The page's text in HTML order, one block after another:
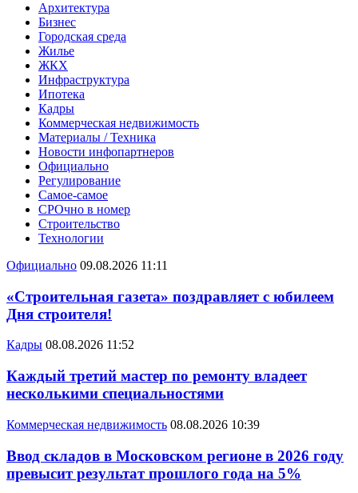
Архитектура
Бизнес
Городская среда
Жилье
ЖКХ
Инфраструктура
Ипотека
Кадры
Коммерческая недвижимость
Материалы / Техника
Новости инфопартнеров
Официально
Регулирование
Самое-самое
СРОчно в номер
Строительство
Технологии
Официально 09.08.2026 11:11
«Строительная газета» поздравляет с юбилеем
Дня строителя!
Кадры 08.08.2026 11:52
Каждый третий мастер по ремонту владеет
несколькими специальностями
Коммерческая недвижимость 08.08.2026 10:39
Ввод складов в Московском регионе в 2026 году
превысит результат прошлого года на 5%